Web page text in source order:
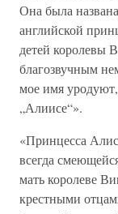
Она была
английской
детей королевы
благозвучным
мое имя
„Алиисе“».
«Принцесса
всегда
мать королеве
крестными